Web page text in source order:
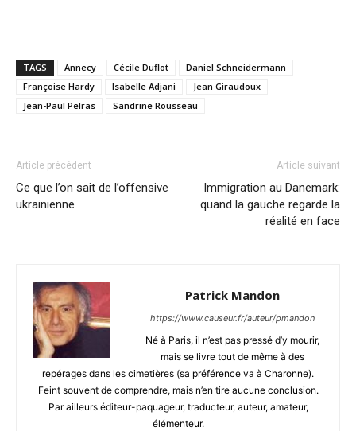
TAGS Annecy Cécile Duflot
Daniel Schneidermann
Françoise Hardy
Isabelle Adjani
Jean Giraudoux
Jean-Paul Pelras
Sandrine Rousseau
Article précédent
Ce que l’on sait de l’offensive
ukrainienne
Article suivant
Immigration au Danemark:
quand la gauche regarde la
réalité en face
Patrick Mandon
https://www.causeur.fr/auteur/pmandon
Né à Paris, il n’est pas pressé d’y mourir,
mais se livre tout de même à des
repérages dans les cimetières (sa préférence va à Charonne).
Feint souvent de comprendre, mais n’en tire aucune conclusion.
Par ailleurs éditeur-paquageur, traducteur, auteur, amateur,
élémenteur.